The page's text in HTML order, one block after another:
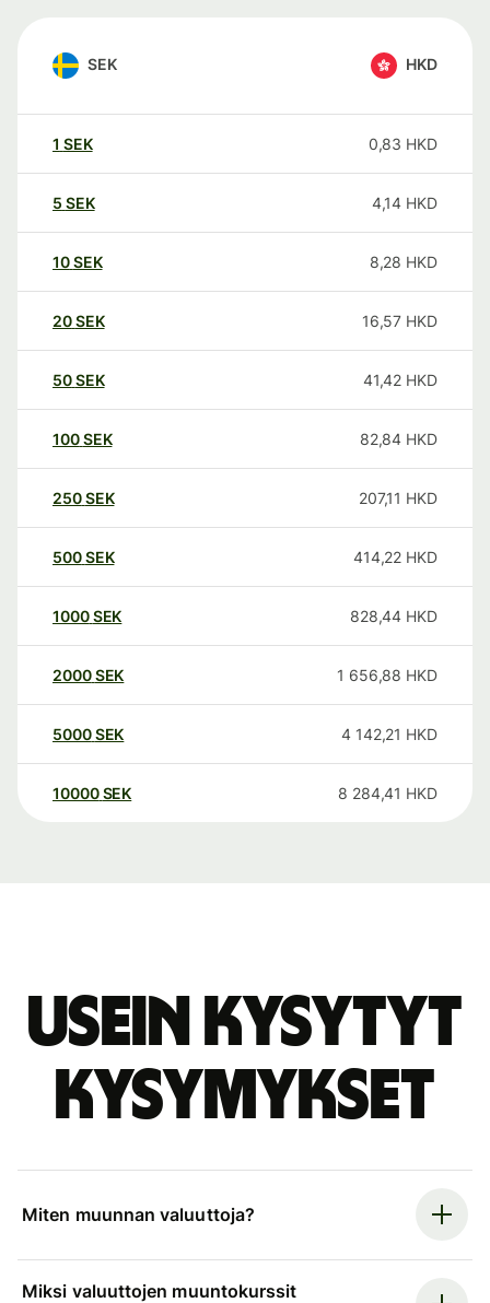
SEK HKD
1 SEK 0,83 HKD
5 SEK 4,14 HKD
10SEK 8,28 HKD
20SEK 16,57 HKD
50SEK 41,42 HKD
100SEK 82,84 HKD
250SEK 207,11 HKD
500SEK 414,22 HKD
1000SEK 828,44 HKD
2000SEK 1 656,88 HKD
5000SEK 4 142,21 HKD
10000 SEK 8 284,41 HKD
Usein kysytyt
kysymykset
Miten muunnan valuuttoja?
Miksi valuuttojen muuntokurssit